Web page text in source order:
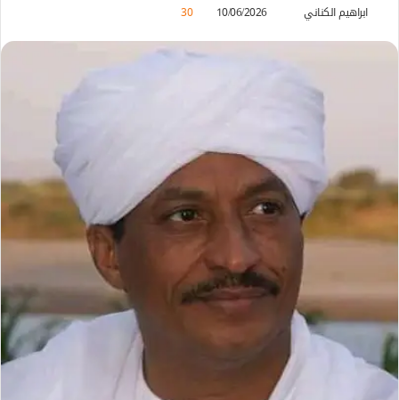
ابراهيم الكناني
د
ا
ي
10/06/2026
30